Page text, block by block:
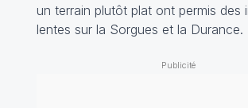
un terrain plutôt plat ont permis des
lentes sur la Sorgues et la Durance.